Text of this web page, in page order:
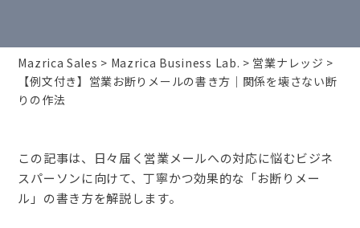
Mazrica Sales Mazrica Business Lab.
営業ナレッジ
【例文付き】営業お断りメールの書き方｜関係を壊さない断
りの作法
この記事は、日々届く営業メールへの対応に悩むビジネ
スパーソンに向けて、丁寧かつ効果的な「お断りメー
ル」の書き方を解説します。